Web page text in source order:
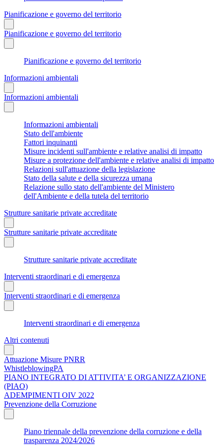
Pianificazione e governo del territorio
Pianificazione e governo del territorio
Pianificazione e governo del territorio
Informazioni ambientali
Informazioni ambientali
Informazioni ambientali
Stato dell'ambiente
Fattori inquinanti
Misure incidenti sull'ambiente e relative analisi di impatto
Misure a protezione dell'ambiente e relative analisi di impatto
Relazioni sull'attuazione della legislazione
Stato della salute e della sicurezza umana
Relazione sullo stato dell'ambiente del Ministero
dell'Ambiente e della tutela del territorio
Strutture sanitarie private accreditate
Strutture sanitarie private accreditate
Strutture sanitarie private accreditate
Interventi straordinari e di emergenza
Interventi straordinari e di emergenza
Interventi straordinari e di emergenza
Altri contenuti
Attuazione Misure PNRR
WhistleblowingPA
PIANO INTEGRATO DI ATTIVITA’ E ORGANIZZAZIONE
(PIAO)
ADEMPIMENTI OIV 2022
Prevenzione della Corruzione
Piano triennale della prevenzione della corruzione e della
trasparenza 2024/2026